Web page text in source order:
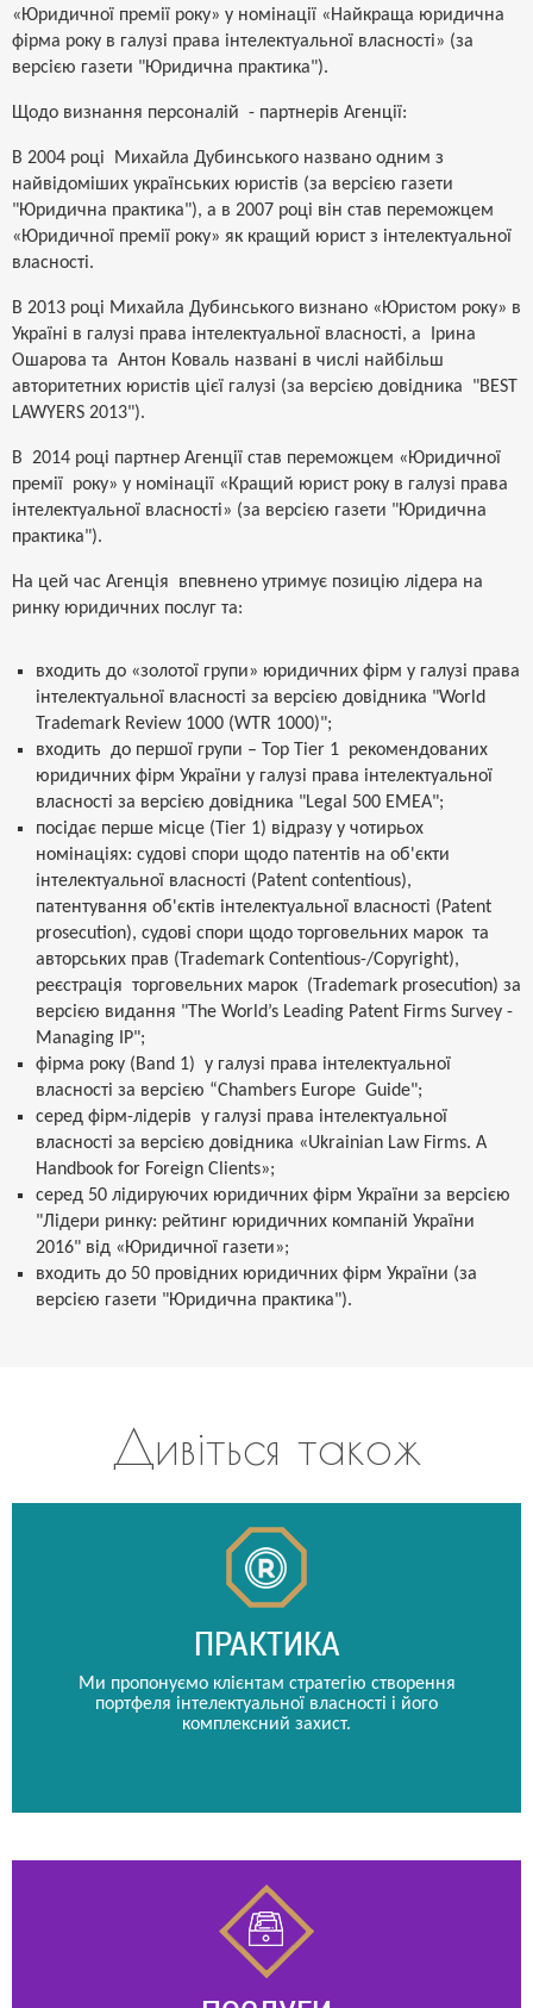
«Юридичної премії року» у номінації «Найкраща юридична
фірма року в галузі права інтелектуальної власності» (за
версією газети "Юридична практика").
Щодо визнання персоналій - партнерів Агенції:
В 2004 році Михайла Дубинського названо одним з
найвідоміших українських юристів (за версією газети
"Юридична практика"), а в 2007 році він став переможцем
«Юридичної премії року» як кращий юрист з інтелектуальної
власності.
В 2013 році Михайла Дубинського визнано «Юристом року» в
Україні в галузі права інтелектуальної власності, а Ірина
Ошарова та Антон Коваль названі в числі найбільш
авторитетних юристів цієї галузі (за версією довідника "BEST
LAWYERS 2013").
В 2014 році партнер Агенції став переможцем «Юридичної
премії року» у номінації «Кращий юрист року в галузі права
інтелектуальної власності» (за версією газети "Юридична
практика").
На цей час Агенція впевнено утримує позицію лідера на
ринку юридичних послуг та:
входить до «золотої групи» юридичних фірм у галузі права
інтелектуальної власності за версією довідника "World
Trademark Review 1000 (WTR 1000)";
входить до першої групи – Top Tier 1 рекомендованих
юридичних фірм України у галузі права інтелектуальної
власності за версією довідника "Legal 500 EMEA";
посідає перше місце (Tier 1) відразу у чотирьох
номінаціях: судові спори щодо патентів на об'єкти
інтелектуальної власності (Patent contentious),
патентування об'єктів інтелектуальної власності (Patent
prosecution), судові спори щодо торговельних марок та
авторських прав (Trademark Contentious-/Copyright),
реєстрація торговельних марок (Trademark prosecution) за
версією видання "The World’s Leading Patent Firms Survey -
Managing IP";
фірма року (Band 1) у галузі права інтелектуальної
власності за версією “Chambers Europe Guide";
серед фірм-лідерів у галузі права інтелектуальної
власності за версією довідника «Ukrainian Law Firms. A
Handbook for Foreign Clients»;
серед 50 лідируючих юридичних фірм України за версією
"Лідери ринку: рейтинг юридичних компаній України
2016" від «Юридичної газети»;
входить до 50 провідних юридичних фірм України (за
версією газети "Юридична практика").
Дивіться також
ПРАКТИКА
Ми пропонуємо клієнтам стратегію створення
портфеля інтелектуальної власності і його
комплексний захист.